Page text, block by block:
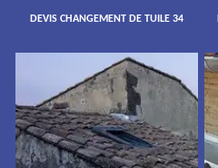
DEVIS CHANGEMENT DE TUILE 34